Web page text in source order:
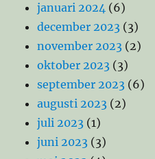
januari 2024 (6)
december 2023 (3)
november 2023 (2)
oktober 2023 (3)
september 2023 (6)
augusti 2023 (2)
juli 2023 (1)
juni 2023 (3)